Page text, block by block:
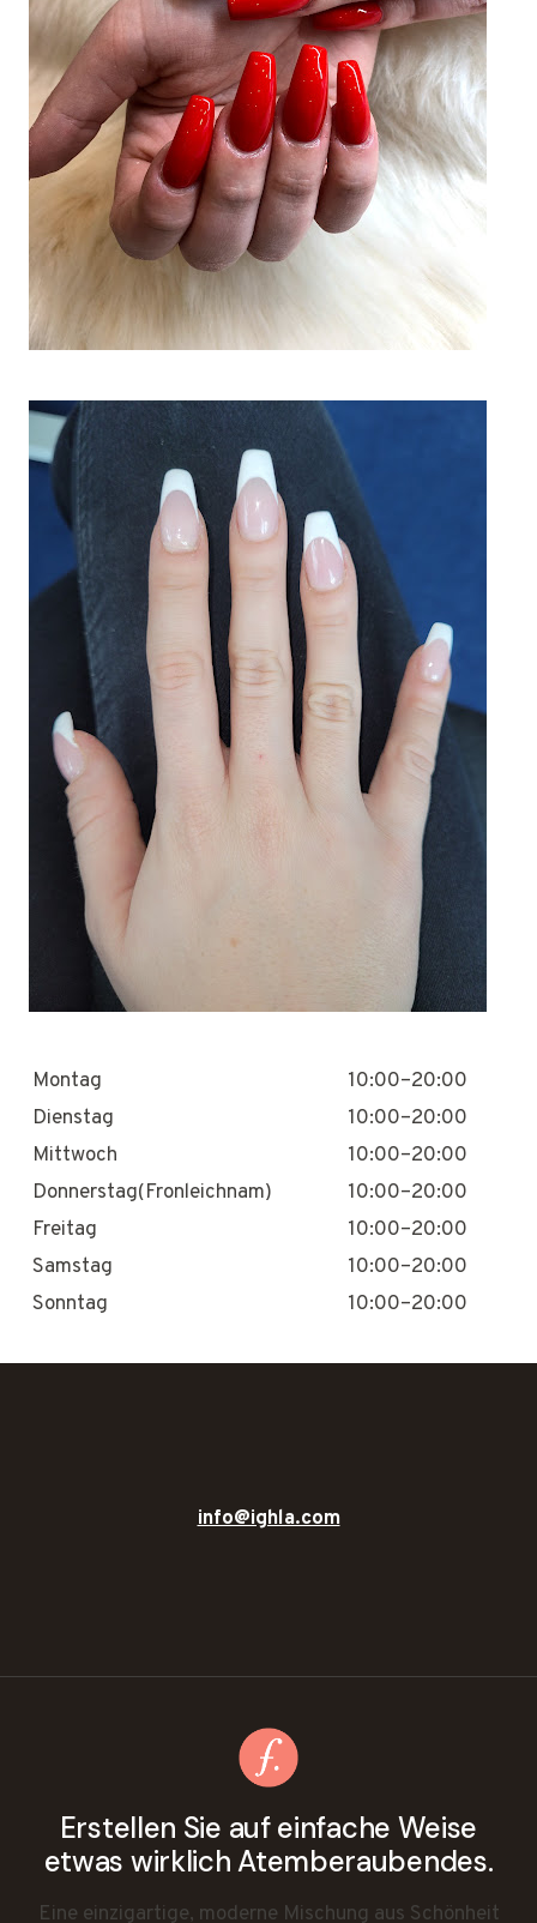
Montag
10:00–20:00
Dienstag
10:00–20:00
Mittwoch
10:00–20:00
Donnerstag(Fronleichnam)
10:00–20:00
Freitag
10:00–20:00
Samstag
10:00–20:00
Sonntag
10:00–20:00
info@ighla.com
Erstellen Sie auf einfache Weise
etwas wirklich Atemberaubendes.
Eine einzigartige, moderne Mischung aus Schönheit